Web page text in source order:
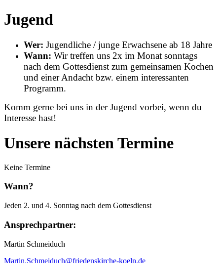
Jugend
Wer: Jugendliche / junge Erwachsene ab 18 Jahre
Wann: Wir treffen uns 2x im Monat sonntags
nach dem Gottesdienst zum gemeinsamen Kochen
und einer Andacht bzw. einem interessanten
Programm.
Komm gerne bei uns in der Jugend vorbei, wenn du
Interesse hast!
Unsere nächsten Termine
Keine Termine
Wann?
Jeden 2. und 4. Sonntag nach dem Gottesdienst
Ansprechpartner:
Martin Schmeiduch
Martin.Schmeiduch@friedenskirche-koeln.de